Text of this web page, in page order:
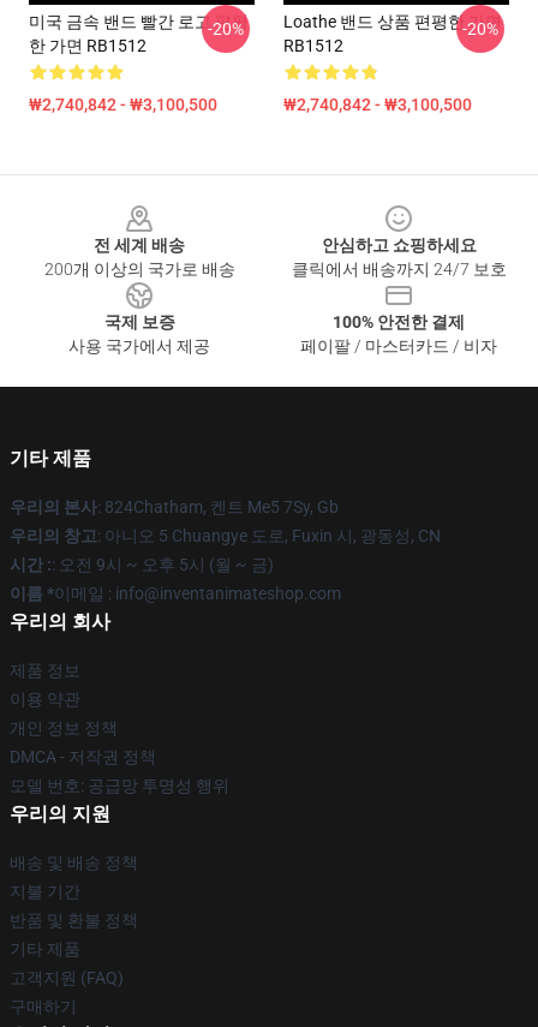
미국 금속 밴드 빨간 로고 편평
한 가면 RB1512
₩2,740,842 - ₩3,100,500
-20%
Loathe 밴드 상품 편평한 가면
RB1512
₩2,740,842 - ₩3,100,500
-20%
전 세계 배송
200개 이상의 국가로 배송
안심하고 쇼핑하세요
클릭에서 배송까지 24/7 보호
국제 보증
사용 국가에서 제공
100% 안전한 결제
페이팔 / 마스터카드 / 비자
기타 제품
우리의 본사: 824Chatham, 켄트 Me5 7Sy, Gb
우리의 창고: 아니오 5 Chuangye 도로, Fuxin 시, 광동성, CN
시간 :: 오전 9시 ~ 오후 5시 (월 ~ 금)
이름 *이메일 : info@inventanimateshop.com
우리의 회사
제품 정보
이용 약관
개인 정보 정책
DMCA - 저작권 정책
모델 번호: 공급망 투명성 행위
우리의 지원
배송 및 배송 정책
지불 기간
반품 및 환불 정책
기타 제품
고객지원 (FAQ)
구매하기